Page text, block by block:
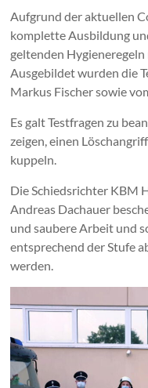
Aufgrund der aktuellen
komplette Ausbildung
geltenden
Ausgebildet wurden die
Markus Fischer sowie
Es galt Testfragen zu
zeigen, einen
kuppeln.
Die Schiedsrichter KBM
Andreas Dachauer
und saubere Arbeit und
entsprechend der Stufe
werden.